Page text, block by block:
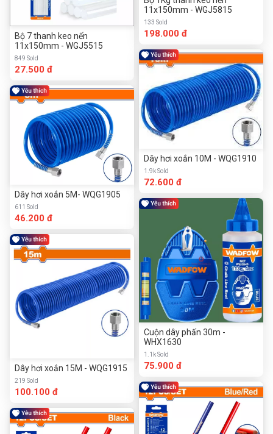
Bộ 7 thanh keo nến
11x150mm - WGJ5515
849 Sold
27.500 đ
Dây hơi xoắn 5M- WQG1905
611 Sold
46.200 đ
Dây hơi xoắn 15M - WQG1915
219 Sold
100.100 đ
11x150mm - WGJ5815
133 Sold
198.000 đ
Dây hơi xoắn 10M - WQG1910
1.9k Sold
72.600 đ
Cuộn dây phấn 30m -
WHX1630
1.1k Sold
75.900 đ